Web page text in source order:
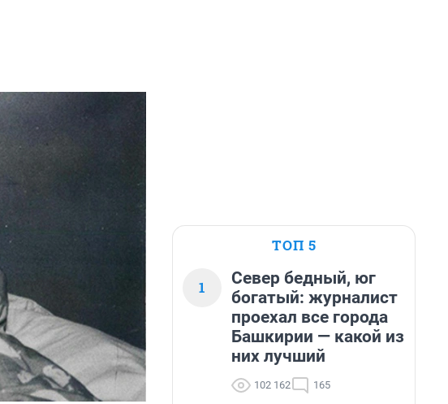
ТОП 5
1
Север бедный, юг
богатый: журналист
проехал все города
Башкирии — какой из
них лучший
102 162 165